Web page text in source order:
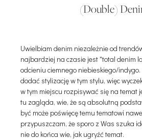
(Double)
Uwielbiam denim niezależnie od
najbardziej na czasie jest "total denim
odcieniu ciemnego niebieskiego/
dodać stylizację w tym stylu, więc
w tym miejscu rozpisywać się na temat
tu zagląda, wie, że są absolutną
być może poświęcę temu tematowi
przypuszczam, że sporo z Was szuka
nie do końca wie, jak ugryźć temat.